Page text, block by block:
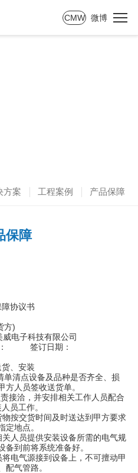
CMW 微博
方案 工程案例 产品保障
保障
协议书
服务(购货方)
电子科技有限公司
： 签订日期：
、安装
清点设备及品种是否齐全、损
方人员签收送货单。
接洽，并安排相关工作人员配合
员工作。
按交货时间及时送达到甲方要求
定地点。
人员提供安装设备所需的电气规
备到前将系统准备好。
电气源接到设备上，不可擅动甲
配气管路。